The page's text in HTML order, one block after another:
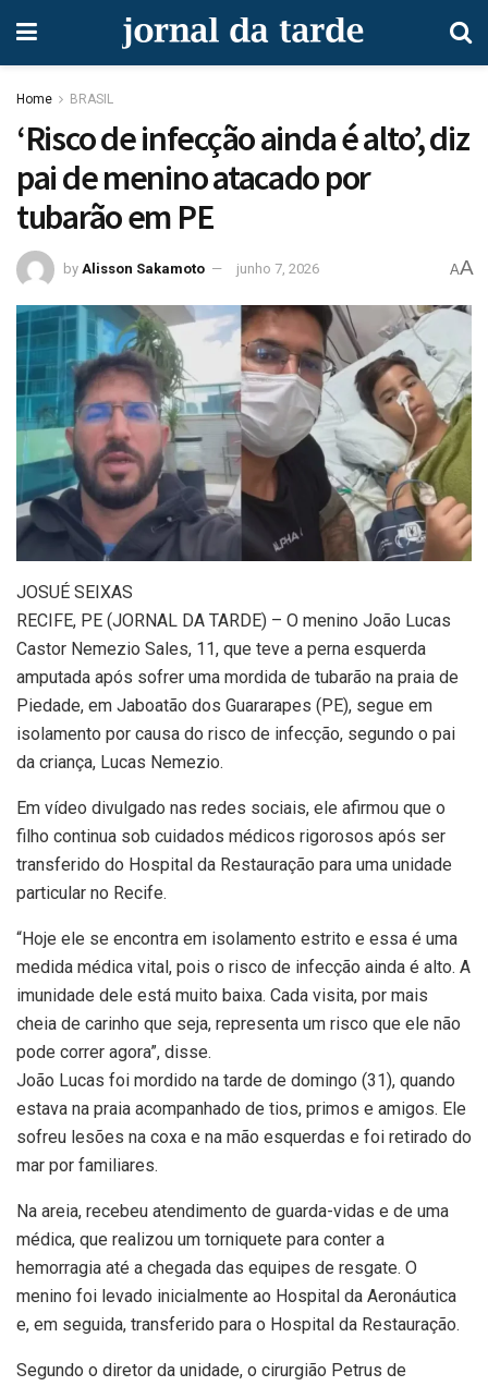
Home BRASIL
‘Risco de infecção ainda é alto’, diz
pai de menino atacado por
tubarão em PE
by Alisson Sakamoto junho 7, 2026 AA
JOSUÉ SEIXAS
RECIFE, PE (JORNAL DA TARDE) – O menino João Lucas
Castor Nemezio Sales, 11, que teve a perna esquerda
amputada após sofrer uma mordida de tubarão na praia de
Piedade, em Jaboatão dos Guararapes (PE), segue em
isolamento por causa do risco de infecção, segundo o pai
da criança, Lucas Nemezio.
Em vídeo divulgado nas redes sociais, ele afirmou que o
filho continua sob cuidados médicos rigorosos após ser
transferido do Hospital da Restauração para uma unidade
particular no Recife.
“Hoje ele se encontra em isolamento estrito e essa é uma
medida médica vital, pois o risco de infecção ainda é alto. A
imunidade dele está muito baixa. Cada visita, por mais
cheia de carinho que seja, representa um risco que ele não
pode correr agora”, disse.
João Lucas foi mordido na tarde de domingo (31), quando
estava na praia acompanhado de tios, primos e amigos. Ele
sofreu lesões na coxa e na mão esquerdas e foi retirado do
mar por familiares.
Na areia, recebeu atendimento de guarda-vidas e de uma
médica, que realizou um torniquete para conter a
hemorragia até a chegada das equipes de resgate. O
menino foi levado inicialmente ao Hospital da Aeronáutica
e, em seguida, transferido para o Hospital da Restauração.
Segundo o diretor da unidade, o cirurgião Petrus de